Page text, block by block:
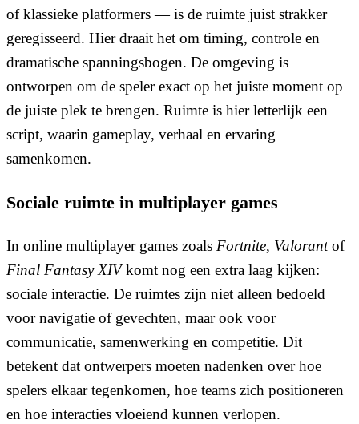
of klassieke platformers — is de ruimte juist strakker
geregisseerd. Hier draait het om timing, controle en
dramatische spanningsbogen. De omgeving is
ontworpen om de speler exact op het juiste moment op
de juiste plek te brengen. Ruimte is hier letterlijk een
script, waarin gameplay, verhaal en ervaring
samenkomen.
Sociale ruimte in multiplayer games
In online multiplayer games zoals Fortnite, Valorantof
Final Fantasy XIVkomt nog een extra laag kijken:
sociale interactie. De ruimtes zijn niet alleen bedoeld
voor navigatie of gevechten, maar ook voor
communicatie, samenwerking en competitie. Dit
betekent dat ontwerpers moeten nadenken over hoe
spelers elkaar tegenkomen, hoe teams zich positioneren
en hoe interacties vloeiend kunnen verlopen.